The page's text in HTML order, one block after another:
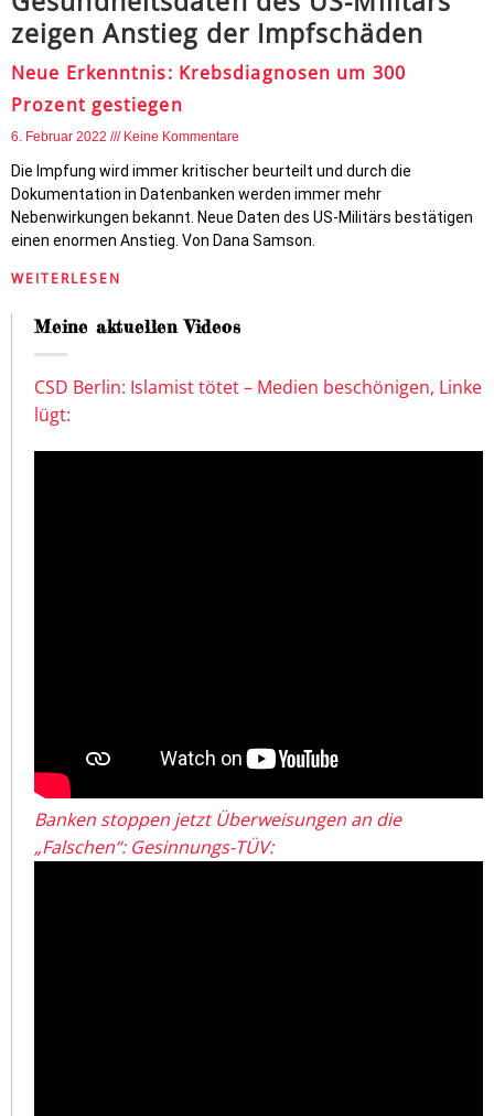
zeigen Anstieg der Impfschäden
Neue Erkenntnis: Krebsdiagnosen um 300
Prozent gestiegen
6. Februar 2022 Keine Kommentare
Die Impfung wird immer kritischer beurteilt und durch die
Dokumentation in Datenbanken werden immer mehr
Nebenwirkungen bekannt. Neue Daten des US-Militärs bestätigen
einen enormen Anstieg. Von Dana Samson.
WEITERLESEN
Meine aktuellen Videos
CSD Berlin: Islamist tötet – Medien beschönigen, Linke
lügt:
Banken stoppen jetzt Überweisungen an die
„Falschen“: Gesinnungs-TÜV: